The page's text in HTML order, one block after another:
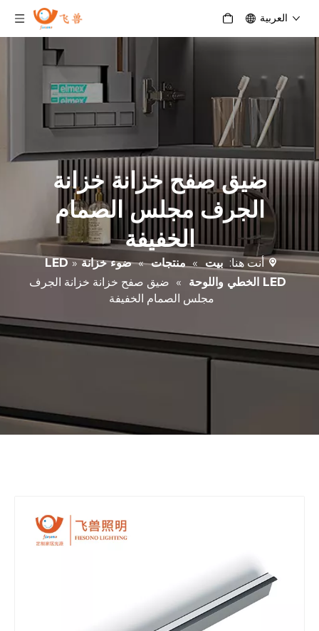
العربية
ضيق صفح خزانة خزانة
الجرف مجلس الصمام
الخفيفة
أنت هنا: بيت » منتجات » ضوء خزانة LED»
LED الخطي واللوحة
» ضيق صفح خزانة خزانة الجرف
مجلس الصمام الخفيفة